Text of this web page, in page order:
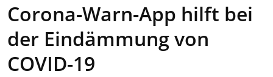
Corona-Warn-App hilft bei
der Eindämmung von
COVID-19